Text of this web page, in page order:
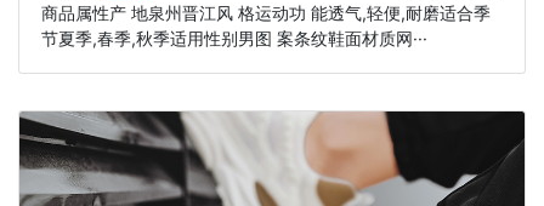
商品属性产 地泉州晋江风 格运动功 能透气,轻便,耐磨适合季
节夏季,春季,秋季适用性别男图 案条纹鞋面材质网···